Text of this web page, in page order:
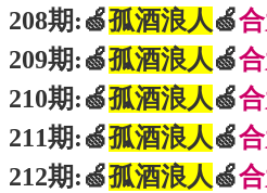
208期:🍏孤酒浪人 🍏
209期:🍏孤酒浪人 🍏
210期:🍏孤酒浪人 🍏
211期:🍏孤酒浪人 🍏
212期:🍏孤酒浪人 🍏